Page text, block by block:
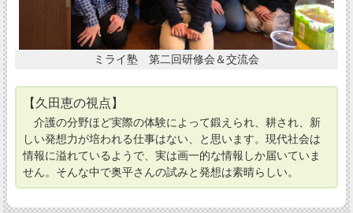
ミライ塾 第二回研修会＆交流会
【久田恵の視点】
介護の分野ほど実際の体験によって鍛えられ、耕され、新
しい発想力が培われる仕事はない、と思います。現代社会は
情報に溢れているようで、実は画一的な情報しか届いていま
せん。そんな中で奥平さんの試みと発想は素晴らしい。